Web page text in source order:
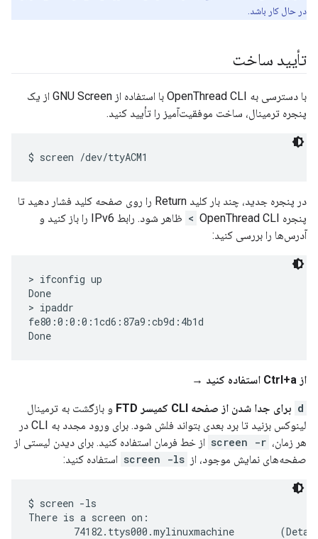
در حال کار باشد.
تأیید ساخت
با دسترسی به OpenThread CLI با استفاده از GNU Screen از یک
پنجره ترمینال، ساخت موفقیت‌آمیز را تأیید کنید.
در پنجره جدید، چند بار کلید Return را روی صفحه کلید فشار دهید تا
پنجره OpenThread CLI
>
ظاهر شود. رابط IPv6 را باز کنید و
آدرس‌ها را بررسی کنید:
> ifconfig up
Done
> ipaddr
fe80:0:0:0:1cd6:87a9:cb9d:4b1d
از Ctrl+a استفاده کنید →
d برای جدا شدن از صفحه CLI کمیسر FTD
و بازگشت به ترمینال
لینوکس بزنید تا برد بعدی بتواند فلش شود. برای ورود مجدد به CLI در
هر زمان، screen -r از خط فرمان استفاده کنید. برای دیدن لیستی از
صفحه‌های نمایش موجود، از screen -ls استفاده کنید:
$ screen -ls
There is a screen on:
74182.ttys000.mylinuxmachine